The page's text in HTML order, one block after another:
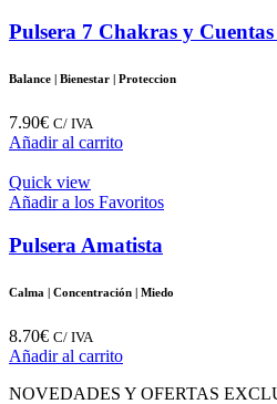
Pulsera 7 Chakras y
Balance | Bienestar | Proteccion
7.90€ C/ IVA
Añadir al carrito
Quick view
Añadir a los Favoritos
Pulsera Amatista
Calma | Concentración | Miedo
8.70€ C/ IVA
Añadir al carrito
NOVEDADES Y OFERTAS